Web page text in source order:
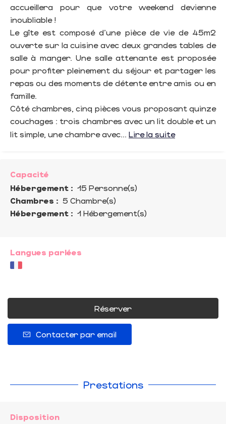
accueillera pour que votre weekend devienne
inoubliable !
Le gîte est composé d'une pièce de vie de 45m2
ouverte sur la cuisine avec deux grandes tables de
salle à manger. Une salle attenante est proposée
pour profiter pleinement du séjour et partager les
repas ou des moments de détente entre amis ou en
famille.
Côté chambres, cinq pièces vous proposant quinze
couchages : trois chambres avec un lit double et un
lit simple, une chambre avec... Lire la suite
Capacité
Hébergement : 15 Personne(s)
Chambres : 5 Chambre(s)
Hébergement : 1 Hébergement(s)
Langues parlées
Réserver
Contacter par email
Prestations
Disposition